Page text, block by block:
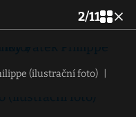
2/11
(ilustrační foto)